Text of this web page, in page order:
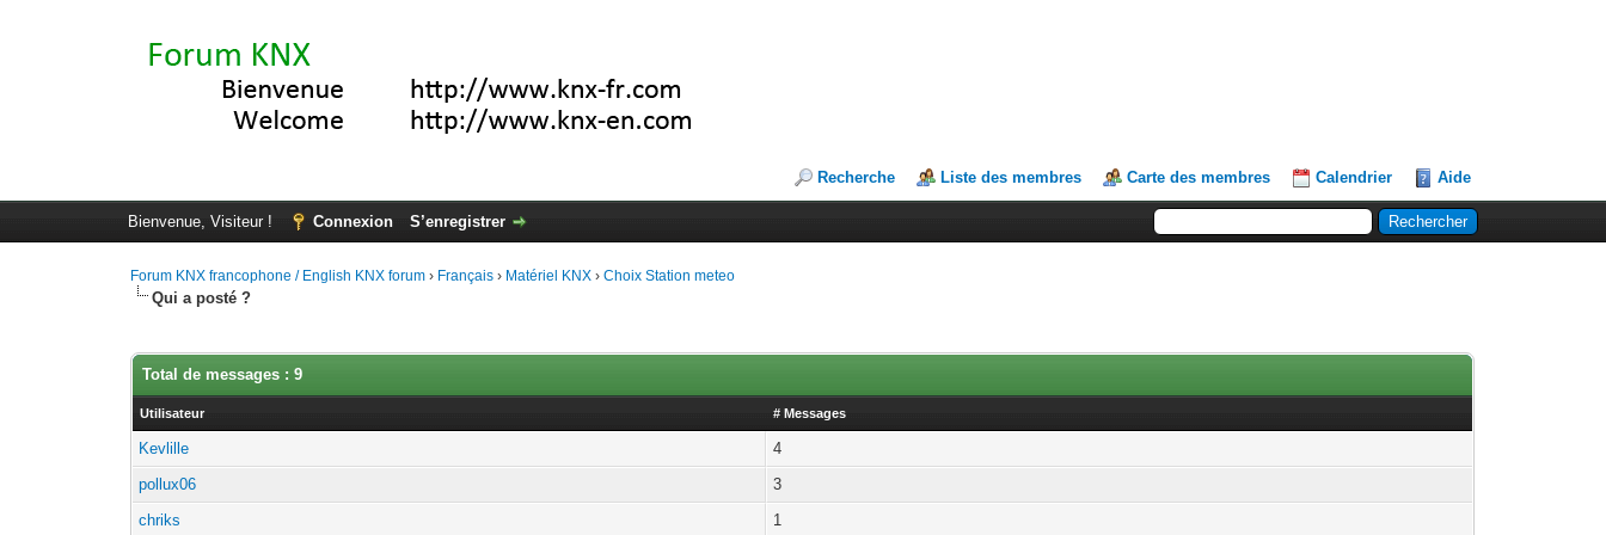
Recherche Liste des membres Carte des membres Calendrier Aide
Bienvenue, Visiteur ! Connexion S’enregistrer
Forum KNX francophone / English KNX forum › Français › Matériel KNX ›Choix Station meteo
Qui a posté ?
Total de messages : 9
Utilisateur # Messages
Kevlille
4
pollux06
3
chriks
1